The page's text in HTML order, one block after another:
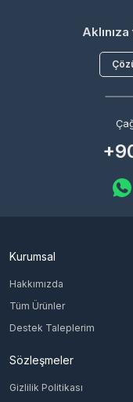
Kurumsal
Hakkımızda
Tüm Ürünler
Destek Taleplerim
Sözleşmeler
Gizlilik Politikası